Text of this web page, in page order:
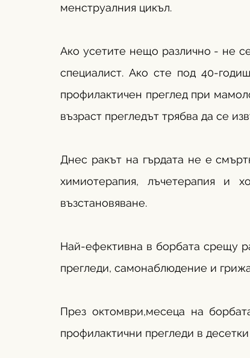
менструалния цикъл.
Ако усетите нещо различно - не
специалист. Ако сте под 40-
профилактичен преглед при
възраст прегледът трябва да се
Днес ракът на гърдата не е
химиотерапия, лъчетерапия и
възстановяване.
Най-ефективна в борбата срещу
прегледи, самонаблюдение и
През октомври,месеца на
профилактични прегледи в